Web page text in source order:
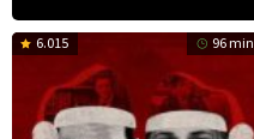
6.015 96 min